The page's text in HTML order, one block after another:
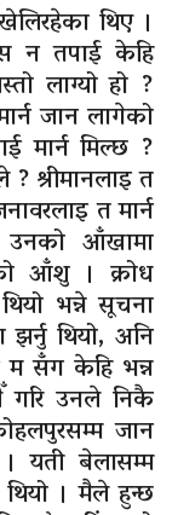
थिए ।
न तपाई केहि
लाग्यो हो ?
जान लागेको
मार्न मिल्छ ?
श्रीमानलाइ त
त मार्न
उनको आँखामा
आँशु । क्रोध
भन्ने सूचना
थियो, अनि
म सँग केहि भन्न
उनले निकै
जान
यती बेलासम्म
। मैले हुन्छ